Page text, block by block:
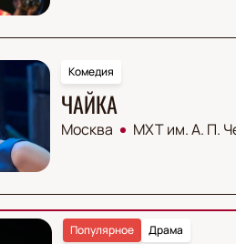
Комедия
ЧАЙКА
Москва МХТ им. А. П.
Драма
Популярное